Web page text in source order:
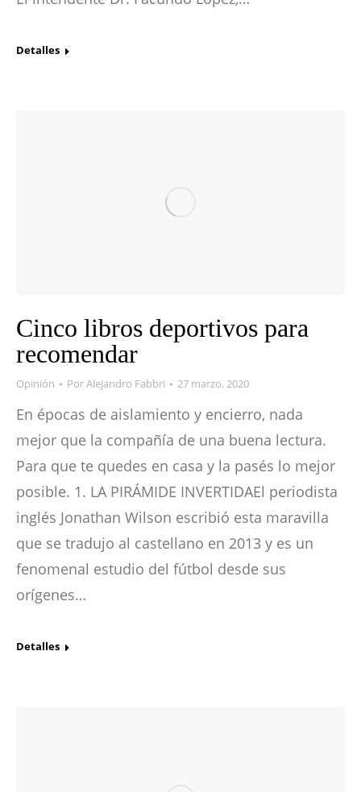
Detalles
Cinco libros deportivos para
recomendar
Opinión PorAlejandro Fabbri 27 marzo, 2020
En épocas de aislamiento y encierro, nada
mejor que la compañía de una buena lectura.
Para que te quedes en casa y la pasés lo mejor
posible. 1. LA PIRÁMIDE INVERTIDAEl periodista
inglés Jonathan Wilson escribió esta maravilla
que se tradujo al castellano en 2013 y es un
fenomenal estudio del fútbol desde sus
orígenes…
Detalles